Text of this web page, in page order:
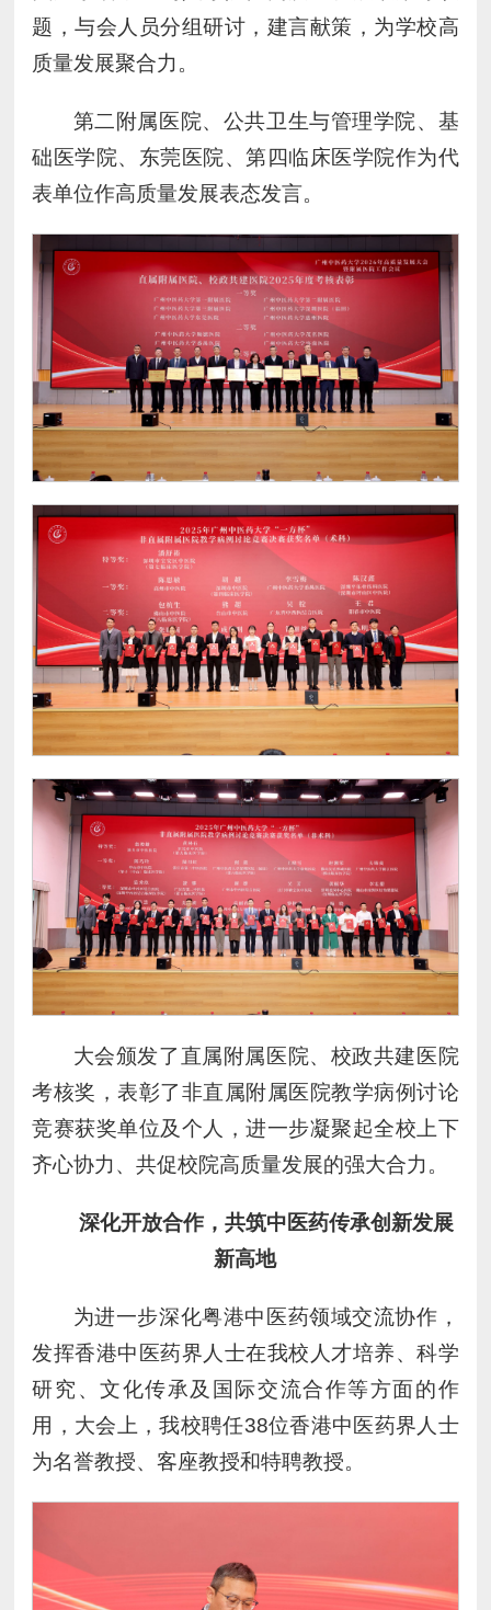
题，与会人员分组研讨，建言献策，为学校高
质量发展聚合力。
第二附属医院、公共卫生与管理学院、基
础医学院、东莞医院、第四临床医学院作为代
表单位作高质量发展表态发言。
大会颁发了直属附属医院、校政共建医院
考核奖，表彰了非直属附属医院教学病例讨论
竞赛获奖单位及个人，进一步凝聚起全校上下
齐心协力、共促校院高质量发展的强大合力。
深化开放合作，共筑中医药传承创新发展
新高地
为进一步深化粤港中医药领域交流协作，
发挥香港中医药界人士在我校人才培养、科学
研究、文化传承及国际交流合作等方面的作
用，大会上，我校聘任38位香港中医药界人士
为名誉教授、客座教授和特聘教授。